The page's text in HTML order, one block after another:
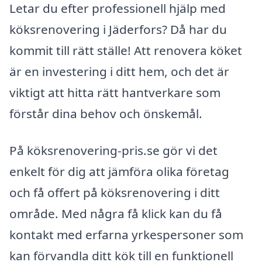
Letar du efter professionell hjälp med
köksrenovering i Jäderfors? Då har du
kommit till rätt ställe! Att renovera köket
är en investering i ditt hem, och det är
viktigt att hitta rätt hantverkare som
förstår dina behov och önskemål.
På köksrenovering-pris.se gör vi det
enkelt för dig att jämföra olika företag
och få offert på köksrenovering i ditt
område. Med några få klick kan du få
kontakt med erfarna yrkespersoner som
kan förvandla ditt kök till en funktionell